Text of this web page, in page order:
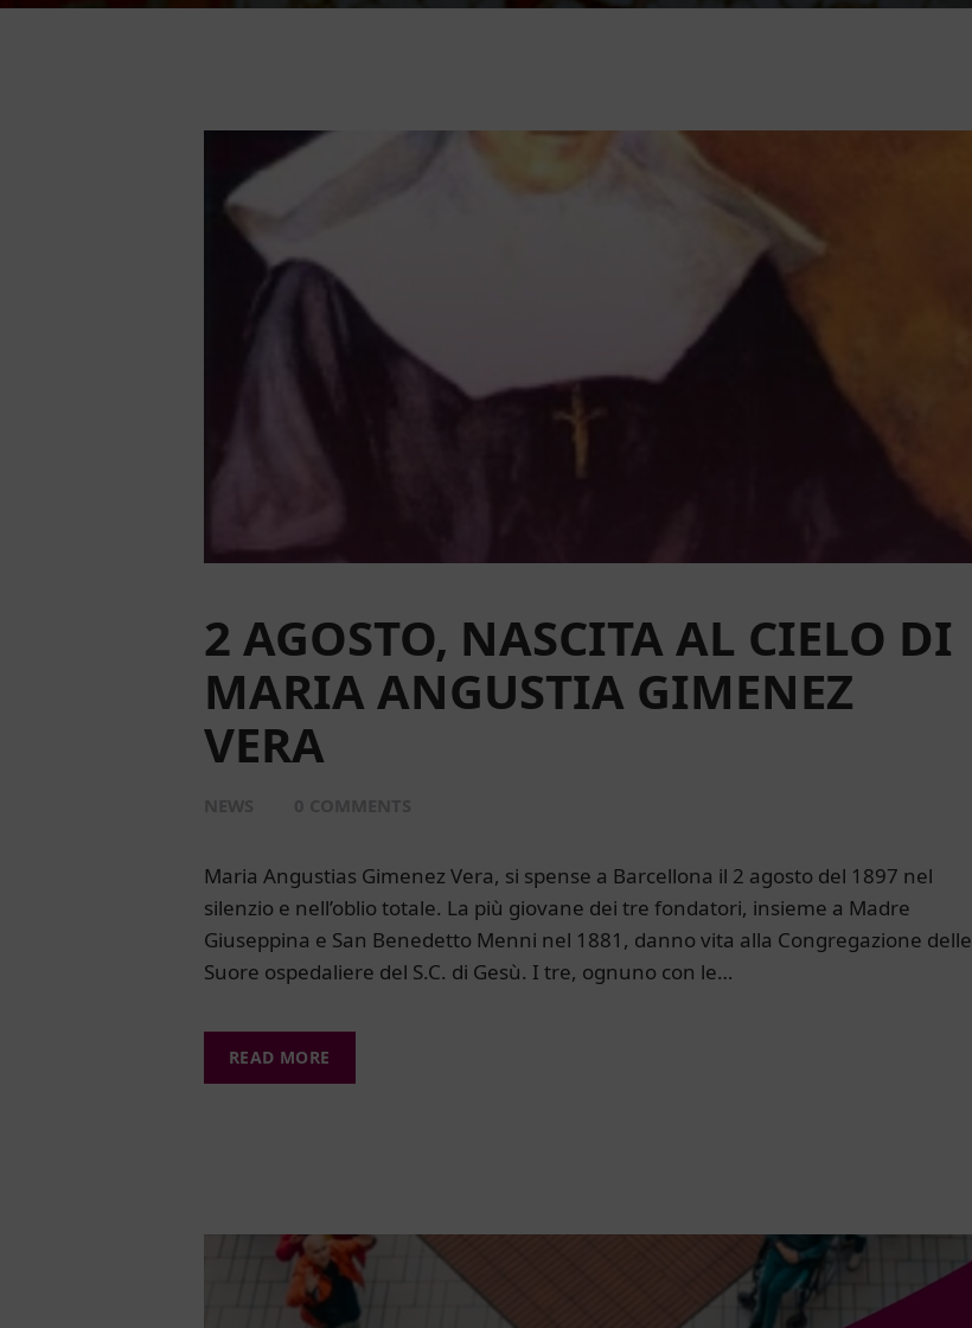
2 AGOSTO, NASCITA AL CIELO DI
MARIA ANGUSTIA GIMENEZ
VERA
Maria Angustias Gimenez Vera, si spense a Barcellona il 2 agosto del 1897 nel
silenzio e nell’oblio totale. La più giovane dei tre fondatori, insieme a Madre
Giuseppina e San Benedetto Menni nel 1881, danno vita alla Congregazione delle
Suore ospedaliere del S.C. di Gesù. I tre, ognuno con le…
READ MORE